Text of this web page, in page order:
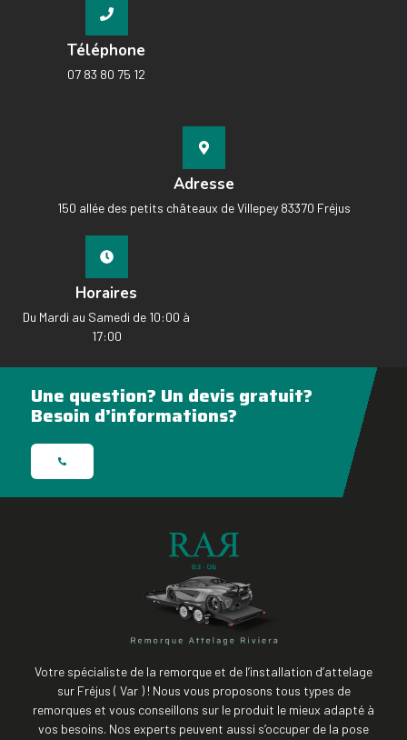
Téléphone
07 83 80 75 12
Adresse
150 allée des petits châteaux de Villepey 83370 Fréjus
Horaires
Du Mardi au Samedi de 10:00 à
17:00
Une question? Un devis gratuit?
Besoin d’informations?
Votre spécialiste de la remorque et de l’installation d’attelage
sur Fréjus ( Var ) ! Nous vous proposons tous types de
remorques et vous conseillons sur le produit le mieux adapté à
vos besoins. Nos experts peuvent aussi s’occuper de la pose